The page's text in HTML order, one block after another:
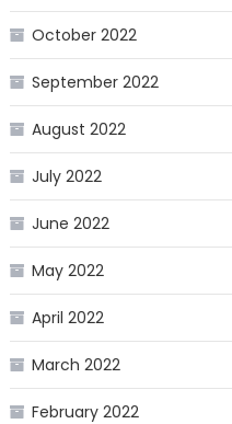
October 2022
September 2022
August 2022
July 2022
June 2022
May 2022
April 2022
March 2022
February 2022